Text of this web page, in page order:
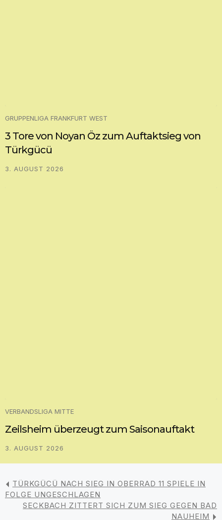
GRUPPENLIGA FRANKFURT WEST
3 Tore von Noyan Öz zum Auftaktsieg von
Türkgücü
3. AUGUST 2026
VERBANDSLIGA MITTE
Zeilsheim überzeugt zum Saisonauftakt
3. AUGUST 2026
TÜRKGÜCÜ NACH SIEG IN OBERRAD 11 SPIELE IN
FOLGE UNGESCHLAGEN
SECKBACH ZITTERT SICH ZUM SIEG GEGEN BAD
NAUHEIM